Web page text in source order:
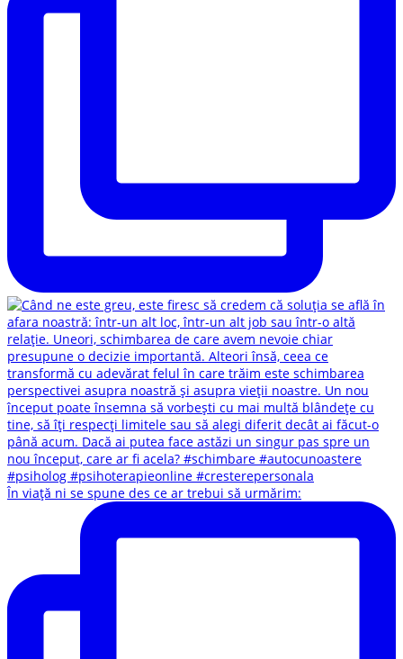
În viață ni se spune des ce ar trebui să urmărim: